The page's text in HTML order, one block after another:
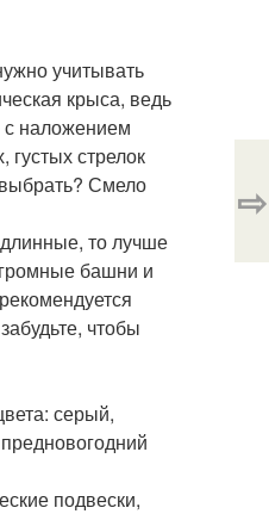
учитывать
крыса, ведь
с наложением
стрелок
Смело
то лучше
башни и
чтобы
серый,
подвески,
⇨